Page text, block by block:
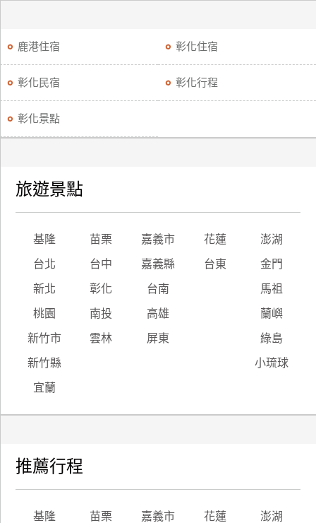
計
品
宣
傳
鹿港住宿 彰化住宿
彰化民宿 彰化行程
彰化景點
旅遊景點
基隆 苗栗 嘉義市 花蓮 澎湖
台北 台中 嘉義縣 台東 金門
新北 彰化 台南 馬祖
桃園 南投 高雄 蘭嶼
新竹市 雲林 屏東 綠島
新竹縣 小琉球
宜蘭
推薦行程
基隆 苗栗 嘉義市 花蓮 澎湖